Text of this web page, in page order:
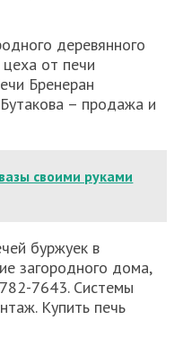
деревянного
от печи
Бренеран
– продажа и
своими руками
буржуек в
загородного дома,
7643. Системы
Купить печь